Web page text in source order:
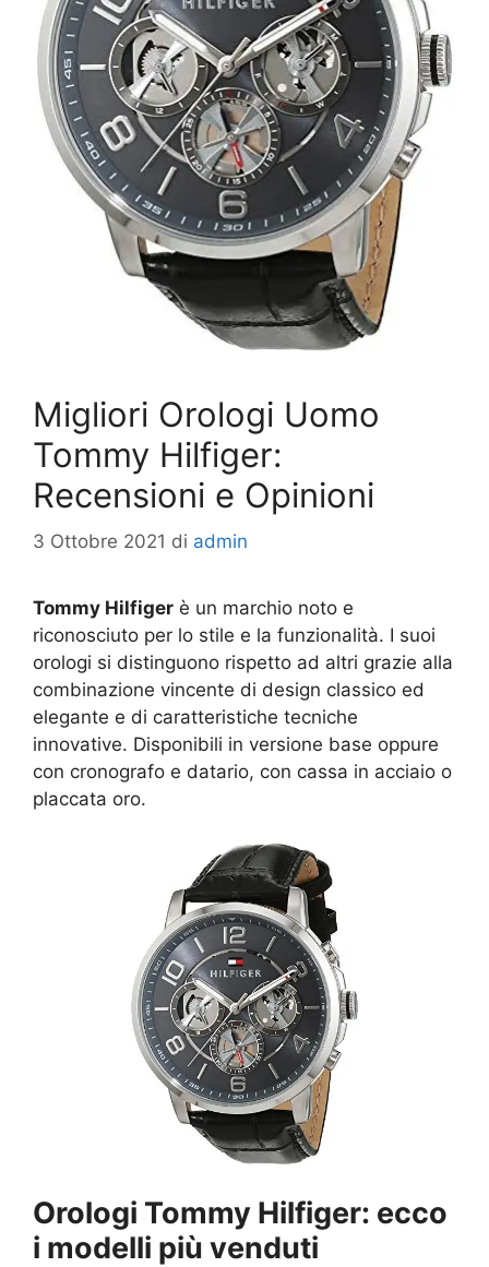
Migliori Orologi Uomo
Tommy Hilfiger:
Recensioni e Opinioni
3 Ottobre 2021 di admin
Tommy Hilfiger è un marchio noto e
riconosciuto per lo stile e la funzionalità. I suoi
orologi si distinguono rispetto ad altri grazie alla
combinazione vincente di design classico ed
elegante e di caratteristiche tecniche
innovative. Disponibili in versione base oppure
con cronografo e datario, con cassa in acciaio o
placcata oro.
Orologi Tommy Hilfiger: ecco
i modelli più venduti